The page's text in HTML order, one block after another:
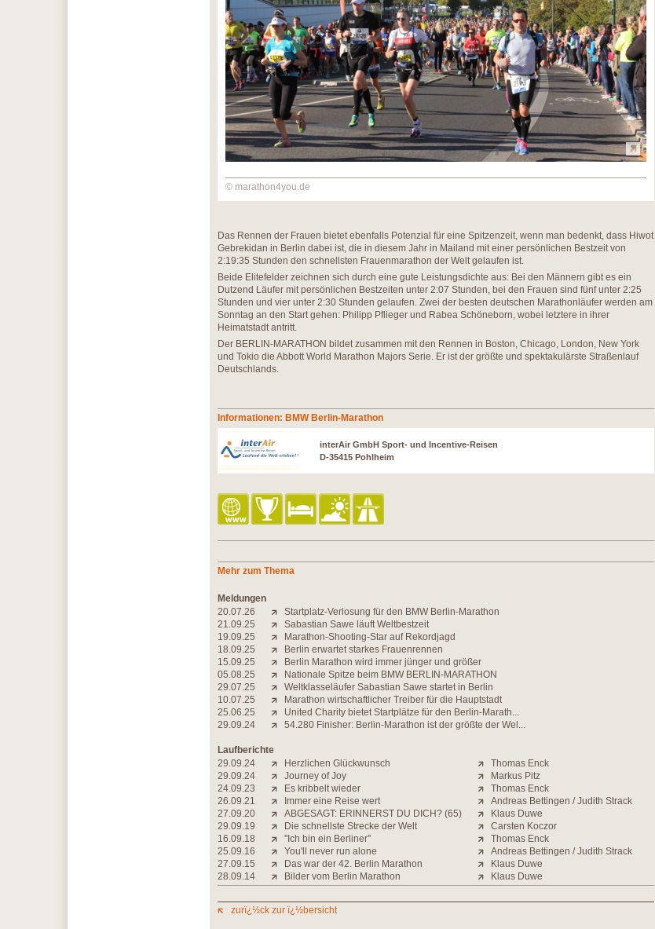
© marathon4you.de
Das Rennen der Frauen bietet ebenfalls Potenzial für eine Spitzenzeit, wenn man bedenkt, dass Hiwot
Gebrekidan in Berlin dabei ist, die in diesem Jahr in Mailand mit einer persönlichen Bestzeit von
2:19:35 Stunden den schnellsten Frauenmarathon der Welt gelaufen ist.
Beide Elitefelder zeichnen sich durch eine gute Leistungsdichte aus: Bei den Männern gibt es ein
Dutzend Läufer mit persönlichen Bestzeiten unter 2:07 Stunden, bei den Frauen sind fünf unter 2:25
Stunden und vier unter 2:30 Stunden gelaufen. Zwei der besten deutschen Marathonläufer werden am
Sonntag an den Start gehen: Philipp Pflieger und Rabea Schöneborn, wobei letztere in ihrer
Heimatstadt antritt.
Der BERLIN-MARATHON bildet zusammen mit den Rennen in Boston, Chicago, London, New York
und Tokio die Abbott World Marathon Majors Serie. Er ist der größte und spektakulärste Straßenlauf
Deutschlands.
Informationen: BMW Berlin-Marathon
interAir GmbH Sport- und Incentive-Reisen
D-35415 Pohlheim
Mehr zum Thema
Meldungen
20.07.26
Startplatz-Verlosung für den BMW Berlin-Marathon
21.09.25
Sabastian Sawe läuft Weltbestzeit
19.09.25
Marathon-Shooting-Star auf Rekordjagd
18.09.25
Berlin erwartet starkes Frauenrennen
15.09.25
Berlin Marathon wird immer jünger und größer
05.08.25
Nationale Spitze beim BMW BERLIN-MARATHON
29.07.25
Weltklasseläufer Sabastian Sawe startet in Berlin
10.07.25
Marathon wirtschaftlicher Treiber für die Hauptstadt
25.06.25
United Charity bietet Startplätze für den Berlin-Marath...
29.09.24
54.280 Finisher: Berlin-Marathon ist der größte der Wel...
Laufberichte
29.09.24
Herzlichen Glückwunsch
Thomas Enck
29.09.24
Journey of Joy
Markus Pitz
24.09.23
Es kribbelt wieder
Thomas Enck
26.09.21
Immer eine Reise wert
Andreas Bettingen / Judith Strack
27.09.20
ABGESAGT: ERINNERST DU DICH? (65)
Klaus Duwe
29.09.19
Die schnellste Strecke der Welt
Carsten Koczor
16.09.18
''Ich bin ein Berliner''
Thomas Enck
25.09.16
You'll never run alone
Andreas Bettingen / Judith Strack
27.09.15
Das war der 42. Berlin Marathon
Klaus Duwe
28.09.14
Bilder vom Berlin Marathon Klaus Duwe
zurï¿½ck zur ï¿½bersicht